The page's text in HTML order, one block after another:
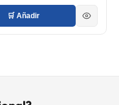
🛒 Añadir